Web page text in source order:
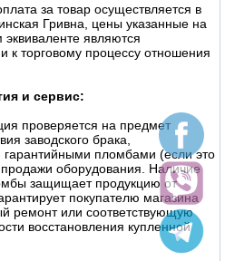
за товар осуществляется в
Гривна, цены указанные на
являются
торговому процессу отношения
и сервис:
проверяется на предмет
заводского брака,
пломбами (если это
оборудования. Наличие
защищает продукцию от
покупателю магазина
ремонт или соответствующую
восстановления купленной